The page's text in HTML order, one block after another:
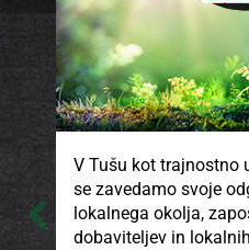
V Tušu kot trajnostno
se zavedamo svoje
lokalnega okolja,
dobaviteljev in